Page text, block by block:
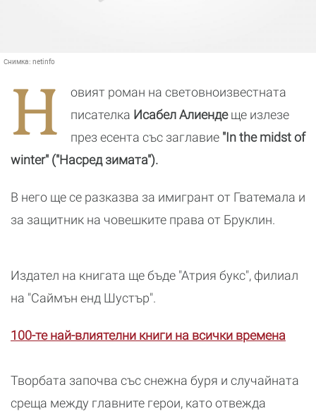
Снимка: netinfo
Н
овият роман на световноизвестната
писателка Исабел Алиендеще излезе
през есента със заглавие "In the midst of
winter" ("Насред зимата").
В него ще се разказва за имигрант от Гватемала и
за защитник на човешките права от Бруклин.
Издател на книгата ще бъде "Атрия букс", филиал
на "Саймън енд Шустър".
100-те най-влиятелни книги на всички времена
Творбата започва със снежна буря и случайната
среща между главните герои, като отвежда